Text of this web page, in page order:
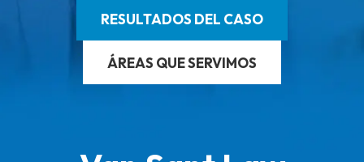
RESULTADOS DEL CASO
ÁREAS QUE SERVIMOS